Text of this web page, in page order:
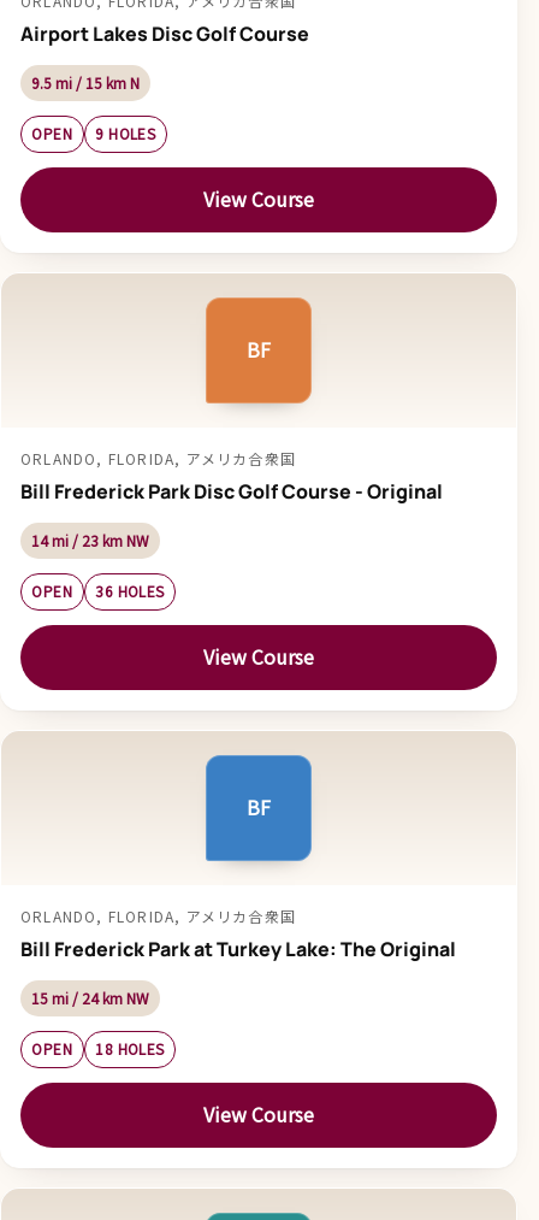
Airport Lakes Disc Golf Course
9.5 mi / 15 km N
OPEN 9 HOLES
View Course
BF
ORLANDO, FLORIDA, アメリカ合衆国
Bill Frederick Park Disc Golf Course - Original
14 mi / 23 km NW
OPEN 36 HOLES
View Course
BF
ORLANDO, FLORIDA, アメリカ合衆国
Bill Frederick Park at Turkey Lake: The Original
15 mi / 24 km NW
OPEN 18 HOLES
View Course